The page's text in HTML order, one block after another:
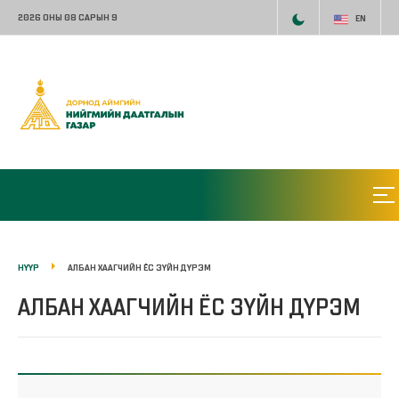
2026 ОНЫ 08 САРЫН 9 EN
НҮҮР АЛБАН ХААГЧИЙН ЁС ЗҮЙН ДҮРЭМ
АЛБАН ХААГЧИЙН ЁС ЗҮЙН ДҮРЭМ